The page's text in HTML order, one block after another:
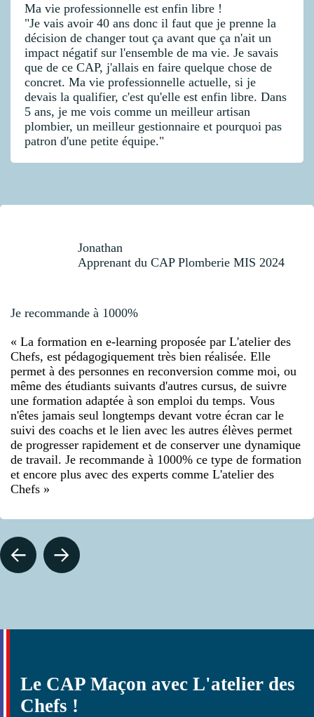
Ma vie professionnelle est enfin libre !
"Je vais avoir 40 ans donc il faut que je prenne la
décision de changer tout ça avant que ça n'ait un
impact négatif sur l'ensemble de ma vie. Je savais
que de ce CAP, j'allais en faire quelque chose de
concret. Ma vie professionnelle actuelle, si je
devais la qualifier, c'est qu'elle est enfin libre. Dans
5 ans, je me vois comme un meilleur artisan
plombier, un meilleur gestionnaire et pourquoi pas
patron d'une petite équipe."
Jonathan
Apprenant du CAP Plomberie MIS 2024
Je recommande à 1000%
« La formation en e-learning proposée par L'atelier des
Chefs, est pédagogiquement très bien réalisée. Elle
permet à des personnes en reconversion comme moi, ou
même des étudiants suivants d'autres cursus, de suivre
une formation adaptée à son emploi du temps. Vous
n'êtes jamais seul longtemps devant votre écran car le
suivi des coachs et le lien avec les autres élèves permet
de progresser rapidement et de conserver une dynamique
de travail. Je recommande à 1000% ce type de formation
et encore plus avec des experts comme L'atelier des
Chefs »
Le CAP Maçon avec L'atelier des
Chefs !